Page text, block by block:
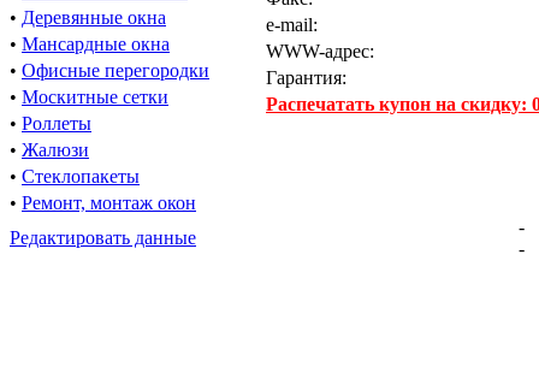
• Деревянные окна
• Мансардные окна
• Офисные перегородки
• Москитные сетки
• Роллеты
• Жалюзи
• Стеклопакеты
• Ремонт, монтаж окон
e-mail:
WWW-адрес:
Гарантия:
Распечатать купон на скидку:
Редактировать данные
-
-